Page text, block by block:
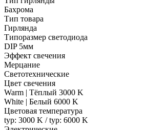
Бахрома
Тип товара
Гирлянда
Типоразмер светодиода
DIP 5мм
Эффект свечения
Мерцание
Светотехнические
Цвет свечения
Warm | Тёплый 3000 K
White | Белый 6000 K
Цветовая температура
typ: 3000 K / typ: 6000 K